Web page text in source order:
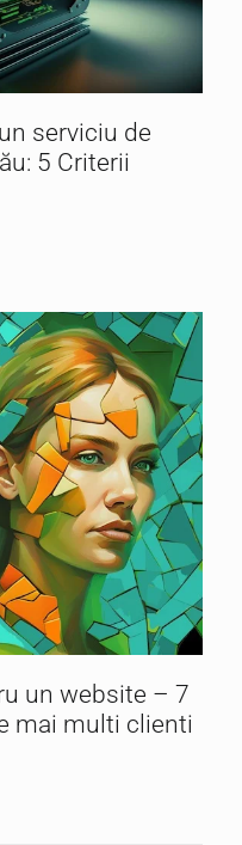
serviciu de
5 Criterii
un website – 7
mai multi clienti